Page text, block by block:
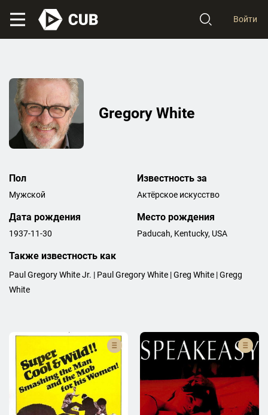
Войти
Gregory White
Пол
Мужской
Известность за
Актёрское искусство
Дата рождения
1937-11-30
Место рождения
Paducah, Kentucky, USA
Также известность как
Paul Gregory White Jr. | Paul Gregory White | Greg White | Gregg
White